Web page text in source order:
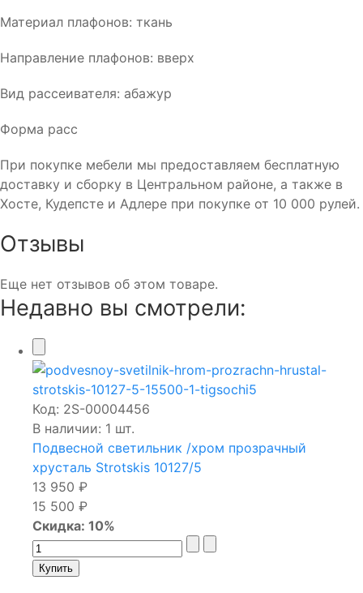
Материал плафонов: ткань
Направление плафонов: вверх
Вид рассеивателя: абажур
Форма расс
При покупке мебели мы предоставляем бесплатную
доставку и сборку в Центральном районе, а также в
Хосте, Кудепсте и Адлере при покупке от 10 000 рулей.
Отзывы
Еще нет отзывов об этом товаре.
Недавно вы смотрели:
Код: 2S-00004456
В наличии: 1 шт.
Подвесной светильник /хром прозрачный
хрусталь Strotskis 10127/5
13 950 ₽
15 500 ₽
Скидка: 10%